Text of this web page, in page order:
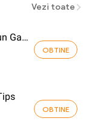
Vezi toate
Say The Word On Beat: Fun Game
OBTINE
OBTINE